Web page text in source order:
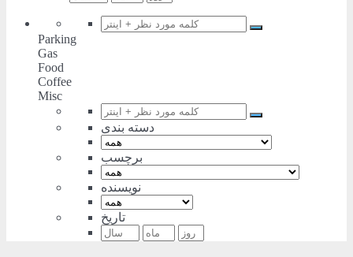
Parking
Gas
Food
Coffee
Misc
دسته بندی
برچسب
نویسنده
تاریخ